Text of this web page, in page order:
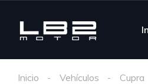
Inicio Vehículos Cupra